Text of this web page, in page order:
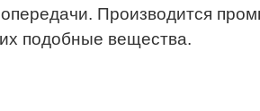
Производится
подобные вещества.